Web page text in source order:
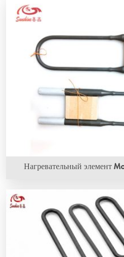
окислению - наиболее
прямых нагревательных
Нагревательный элемент
может использоваться в
температур до